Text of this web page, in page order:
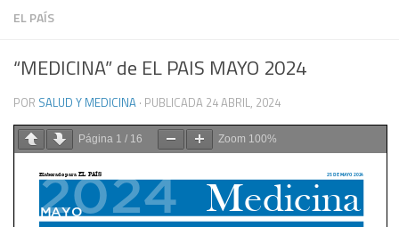
EL PAÍS
“MEDICINA” de EL PAIS MAYO 2024
POR SALUD Y MEDICINA · PUBLICADA 24 ABRIL, 2024
Página 1 / 16 Zoom 100%